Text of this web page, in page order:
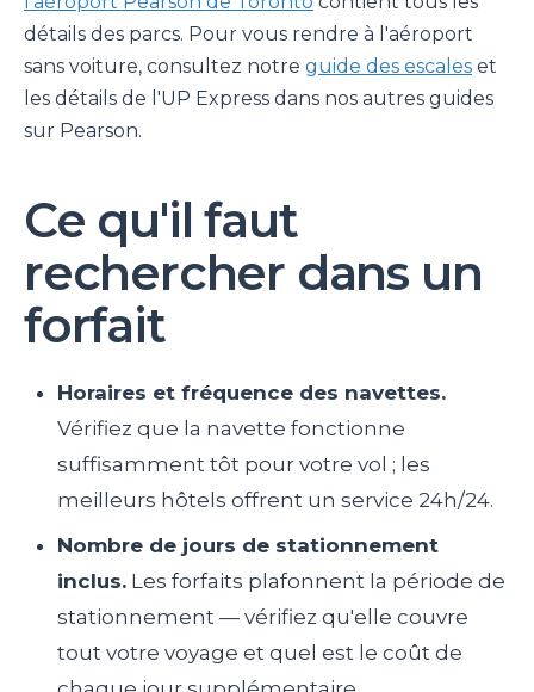
détails des parcs. Pour vous rendre à l'aéroport
sans voiture, consultez notre guide des escales et
les détails de l'UP Express dans nos autres guides
sur Pearson.
Ce qu'il faut
rechercher dans un
forfait
Horaires et fréquence des navettes.
Vérifiez que la navette fonctionne
suffisamment tôt pour votre vol ; les
meilleurs hôtels offrent un service 24h/24.
Nombre de jours de stationnement
inclus. Les forfaits plafonnent la période de
stationnement — vérifiez qu'elle couvre
tout votre voyage et quel est le coût de